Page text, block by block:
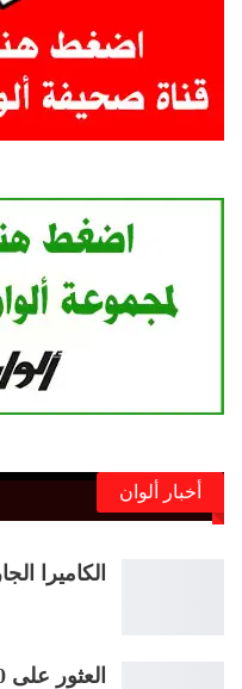
أخبار ألوان
الكاميرا
العثور على 30 جثة لمدنيين بشمال دارفور